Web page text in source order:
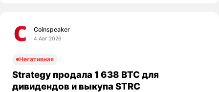
Coinspeaker
4 Авг 2026
Негативная
Strategy продала 1 638 BTC для
дивидендов и выкупа STRC